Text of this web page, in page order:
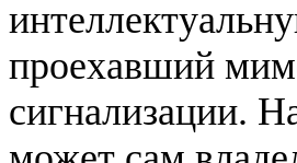
проехавший
сигнализации.